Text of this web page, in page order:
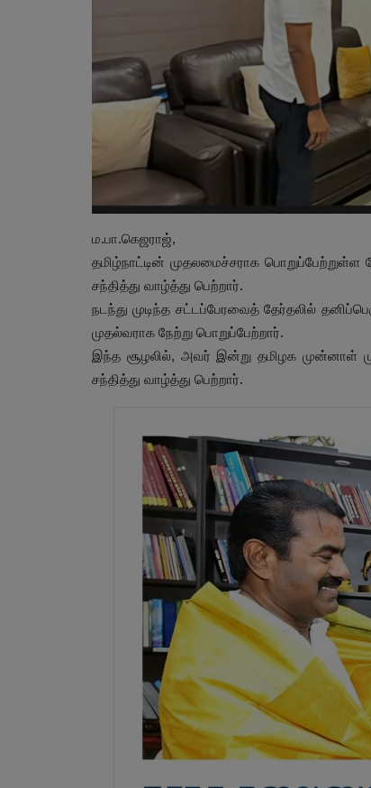
ம.பா.கெஜராஜ்,
தமிழ்நாட்டின் முதலமைச்சராக
சந்தித்து வாழ்த்து பெற்றார்.
நடந்து முடிந்த சட்டப்பேரவைத் தேர்தலில்
முதல்வராக நேற்று பொறுப்பேற்றார்.
இந்த சூழலில், அவர் இன்று தமிழக முன்னாள்
சந்தித்து வாழ்த்து பெற்றார்.